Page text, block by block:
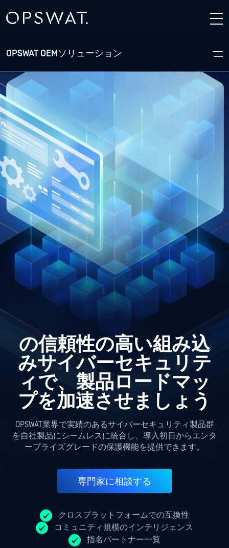
OPSWAT OEMソリューション
の信頼性の高い組み込
みサイバーセキュリテ
ィで、製品ロードマッ
プを加速させましょう
OPSWAT業界で実績のあるサイバーセキュリティ製品群
を自社製品にシームレスに統合し、導入初日からエンタ
ープライズグレードの保護機能を提供できます。
専門家に相談する
クロスプラットフォームでの互換性
コミュニティ規模のインテリジェンス
指名パートナー一覧